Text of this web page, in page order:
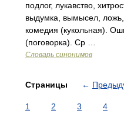
подлог, лукавство,
выдумка, вымысел, ложь,
комедия (кукольная).
(поговорка). Ср …
Словарь синонимов
Страницы ←
1 2 3 4